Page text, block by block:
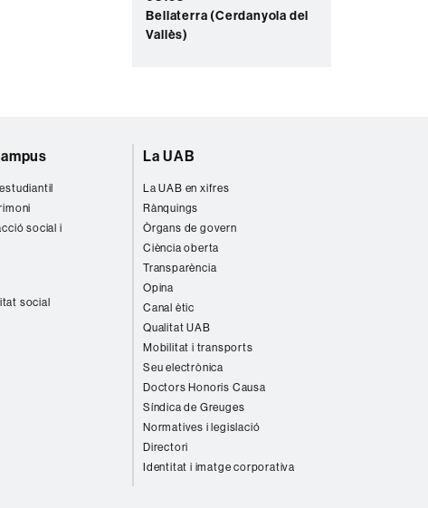
Bellaterra (Cerdanyola del
Vallès)
social i
social
La UAB
La UAB en xifres
Rànquings
Òrgans de govern
Ciència oberta
Transparència
Opina
Canal ètic
Qualitat UAB
Mobilitat i transports
Seu electrònica
Doctors Honoris Causa
Síndica de Greuges
Normatives i legislació
Directori
Identitat i imatge corporativa